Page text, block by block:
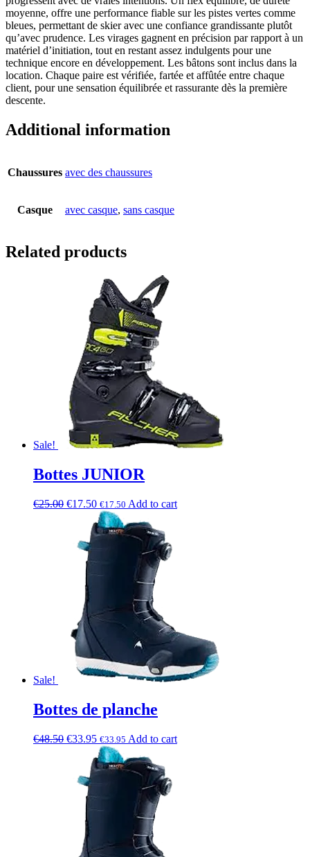
moyenne, offre une performance fiable sur les pistes vertes comme
bleues, permettant de skier avec une confiance grandissante plutôt
qu’avec prudence. Les virages gagnent en précision par rapport à un
matériel d’initiation, tout en restant assez indulgents pour une
technique encore en développement. Les bâtons sont inclus dans la
location. Chaque paire est vérifiée, fartée et affûtée entre chaque
client, pour une sensation équilibrée et rassurante dès la première
descente.
Additional information
Chaussures avec des chaussures
Casque avec casque, sans casque
Related products
Sale!
Bottes JUNIOR
€25.00 €17.50 €17.50 Add to cart
Sale!
Bottes de planche
€48.50 €33.95 €33.95 Add to cart